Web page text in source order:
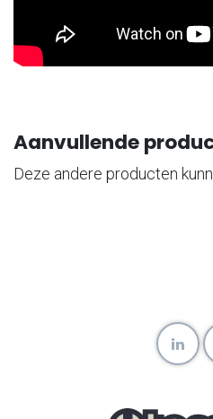
Aanvullende
Deze andere producten